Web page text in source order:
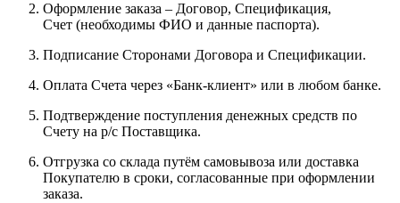
Оформление заказа – Договор, Спецификация,
Счет (необходимы ФИО и данные паспорта).
Подписание Сторонами Договора и Спецификации.
Оплата Счета через «Банк-клиент» или в любом банке.
Подтверждение поступления денежных средств по
Счету на р/с Поставщика.
Отгрузка со склада путём самовывоза или доставка
Покупателю в сроки, согласованные при оформлении
заказа.